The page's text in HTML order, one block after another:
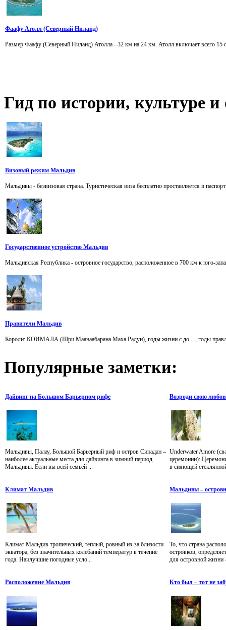
Фаафу Атолл (Северный Ниланд)
Размер Фаафу (Северный Ниланд) Атолла - 32 км на 24 км. Атолл включает всего 15
Гид по истории, культуре
Визовый режим Мальдив
Мальдивы - безвизовая страна. Туристическая виза бесплатно проставляется в
Государственное устройство Мальдив
Мальдивская Республика - островное государство, расположенное в 700 км к юго-
Правители Мальдив
Короли: КОИМАЛА (Шри Маанаабарана Маха Радун), годы жизни с до ...,
Популярные заметки:
Дайвинг на Большом Барьерном рифе
Мальдивы, Палау, Большой Барьерный риф и остров Сипадан –
наиболее актуальные места для дайвинга в зимний период.
Мальдивы. Если вы всей семьей ...
Возроди свою
Underwater Amore
церемонии):
в сияющей
Климат Мальдив
Климат Мальдив тропический, теплый, ровный из-за близости
экватора, без значительных колебаний температур в течение
года. Наилучшие погодные усло...
Мальдивы –
То, что страна
островков,
для островной жизни
Расположение Мальдив Кто был – тот не